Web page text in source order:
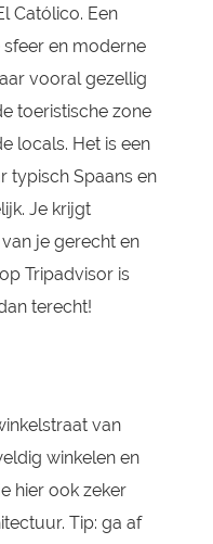
Católico. Een
en moderne
vooral gezellig
toeristische zone
locals. Het is een
typisch Spaans en
Je krijgt
je gerecht en
Tripadvisor is
terecht!
van
winkelen en
hier ook zeker
Tip: ga af